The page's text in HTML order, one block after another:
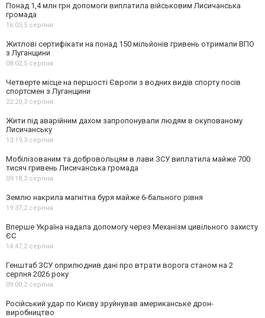
Понад 1,4 млн грн допомоги виплатила військовим Лисичанська
громада
16:03,5 серпня
Житлові сертифікати на понад 150 мільйонів гривень отримали ВПО
з Луганщини
08:02,5 серпня
Четверте місце на першості Європи з водних видів спорту посів
спортсмен з Луганщини
22:20,3 серпня
Жити під аварійним дахом запропонували людям в окупованому
Лисичанську
13:19,3 серпня
Мобілізованим та добровольцям в лави ЗСУ виплатила майже 700
тисяч гривень Лисичанська громада
09:18,3 серпня
Землю накрила магнітна буря майже 6-бального рівня
19:37,2 серпня
Вперше Україна надала допомогу через Механізм цивільного захисту
ЄС
14:47,2 серпня
Генштаб ЗСУ оприлюднив дані про втрати ворога станом на 2
серпня 2026 року
09:00,2 серпня
Російський удар по Києву зруйнував американське дрон-
виробництво